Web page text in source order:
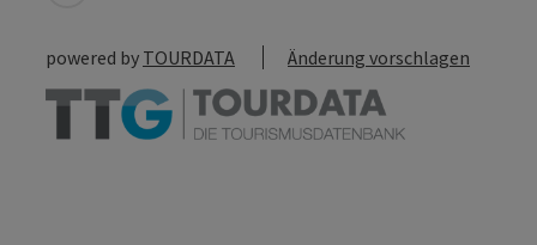
powered by TOURDATA Änderung vorschlagen